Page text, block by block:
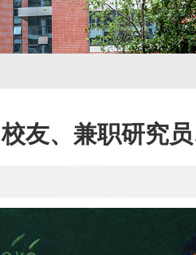
校友、兼职研究